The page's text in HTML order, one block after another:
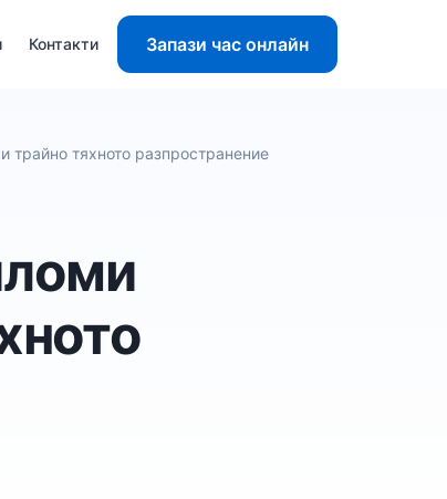
Контакти Запази час онлайн
тяхното разпространение